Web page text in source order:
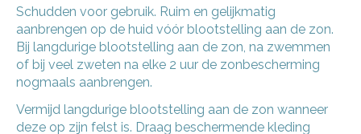
Schudden voor gebruik. Ruim en gelijkmatig
aanbrengen op de huid vóór blootstelling aan de zon.
Bij langdurige blootstelling aan de zon, na zwemmen
of bij veel zweten na elke 2 uur de zonbescherming
nogmaals aanbrengen.
Vermijd langdurige blootstelling aan de zon wanneer
deze op zijn felst is. Draag beschermende kleding